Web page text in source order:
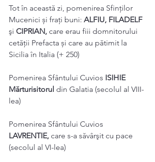
Tot în această zi, pomenirea Sfinților
Mucenici și frați buni: ALFIU, FILADELF
şi CIPRIAN, care erau fiii domnitorului
cetăţii Prefacta și care au pătimit la
Sicilia în Italia (+ 250)
Pomenirea Sfântului Cuvios ISIHIE
Mărturisitorul din Galatia (secolul al VIII-
lea)
Pomenirea Sfântului Cuvios
LAVRENTIE, care s-a săvârşit cu pace
(secolul al VI-lea)